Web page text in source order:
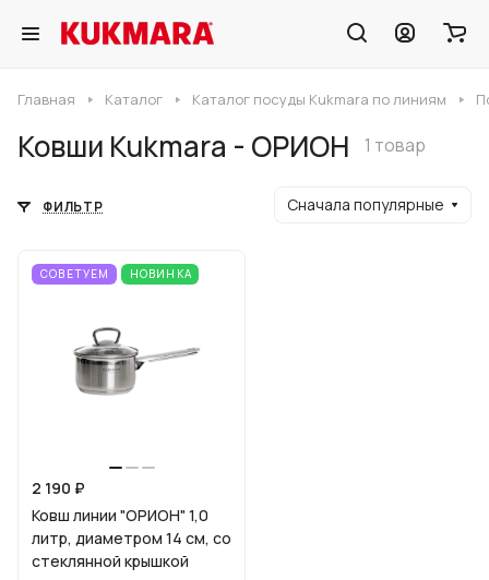
Главная Каталог Каталог посуды Kukmara по линиям
Ковши Kukmara - ОРИОН 1 товар
ФИЛЬТР Сначала популярные
СОВЕТУЕМ НОВИНКА
2 190 ₽
Ковш линии "ОРИОН" 1,0
литр, диаметром 14 см, со
стеклянной крышкой